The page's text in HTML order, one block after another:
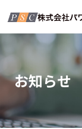
ン
テ
に
キ
ッ
お知らせ